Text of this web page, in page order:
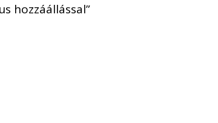
hozzáállással”